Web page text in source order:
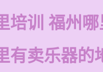
培训 福州
有卖乐器的